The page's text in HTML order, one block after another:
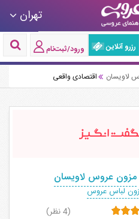
تهران
رزرو آنلاین ورود/ثبت‌نام
لاویسان اقتصادی واقعی
مزون عروس لاویسان
لباس عروس
(4 نظر)